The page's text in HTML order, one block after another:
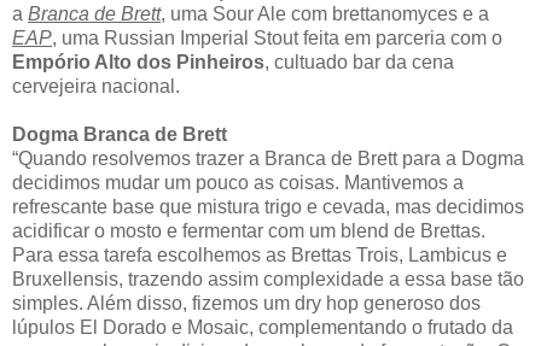
a Branca de Brett, uma Sour Ale com brettanomyces e a
EAP, uma Russian Imperial Stout feita em parceria com o
Empório Alto dos Pinheiros, cultuado bar da cena
cervejeira nacional.
Dogma Branca de Brett
“Quando resolvemos trazer a Branca de Brett para a Dogma
decidimos mudar um pouco as coisas. Mantivemos a
refrescante base que mistura trigo e cevada, mas decidimos
acidificar o mosto e fermentar com um blend de Brettas.
Para essa tarefa escolhemos as Brettas Trois, Lambicus e
Bruxellensis, trazendo assim complexidade a essa base tão
simples. Além disso, fizemos um dry hop generoso dos
lúpulos El Dorado e Mosaic, complementando o frutado da